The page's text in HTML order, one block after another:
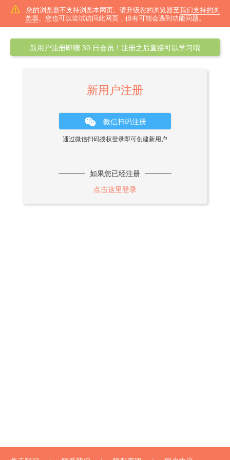
您的浏览器不支持浏览本网页。请升级您的浏览器至我们支持的浏
览器。您也可以尝试访问此网页，但有可能会遇到功能问题。
新用户注册即赠 30 日会员！注册之后直接可以学习哦
新用户注册
微信扫码注册
通过微信扫码授权登录即可创建新用户
如果您已经注册
点击这里登录